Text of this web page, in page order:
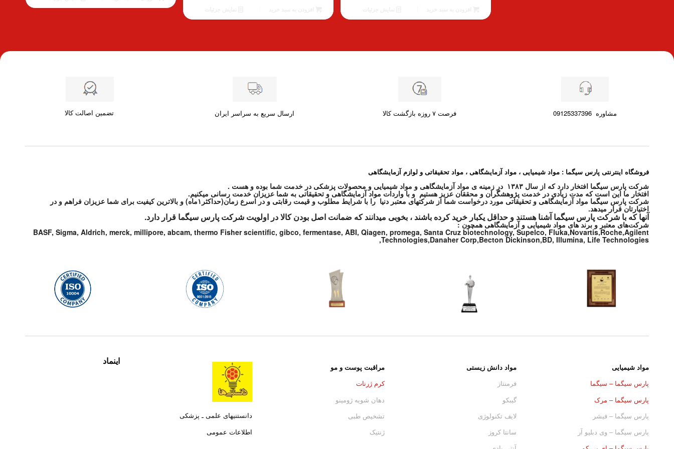
137.00 €
197.00 €
160.00 €
مشاوره09125337396 فرصت ۷ روزه بازگشت کالا ارسال سریع به سراسر ایران تضمین اصالت کالا
فروشگاه اینترنتی پارس سیگما : مواد شیمیایی ، مواد آزمایشگاهی ، مواد تحقیقاتی و لوازم آزمایشگاهی
شرکت پارس سیگما افتخار دارد که از سال ۱۳۸۳ در زمینه ی مواد آزمایشگاهی و مواد شیمیایی و محصولات پزشکی در خدمت شما بوده و هست .
افتخار ما این است که مدت زیادی در خدمت پژوهشگران و محققان عزیز هستیم و با واردات مواد آزمایشگاهی و تحقیقاتی به شما عزیزان خدمت رسانی میکنیم.
شرکت پارس سیگما مواد آزمایشگاهی و تحقیقاتی مورد درخواست شما از شرکتهای معتبر دنیا را با شرایط مطلوب و قیمت رقابتی و در اسرع زمان(حداکثر۱ماه) و بالاترین کیفیت برای شما عزیزان فراهم و در
اختیارتان قرار میدهد.
آنها که با شرکت پارس سیگما آشنا هستند و حداقل یکبار خرید کرده باشند ، بخوبی میدانند که ضمانت اصل بودن کالا در اولویت شرکت پارس سیگما قرار دارد.
شرکت‌های معتبر و برند های مواد شیمیایی و آزمایشگاهی همچون :
BASF, Sigma, Aldrich, merck, millipore, abcam, thermo Fisher scientific, gibco, fermentase, ABI, Qiagen, promega, Santa Cruz biotechnology, Supelco, Fluka,Novartis,Roche,Agilent
Technologies,Danaher Corp,Becton Dickinson,BD, Illumina, Life Technologies,
مواد شیمیایی
پارس سیگما – سیگما
پارس سیگما – مرک
پارس سیگما – فیشر
پارس سیگما – وی دبلیو آر
مواد دانش زیستی
فرمنتاز
گیبکو
لایف تکنولوژی
سانتا کروز
مراقبت پوست و مو
کرم ژرنات
دهان شویه ژومینو
تشخیص طبی
ژنتیک
دانستنیهای علمی ـ پزشکی
اطلاعات عمومی
اینماد